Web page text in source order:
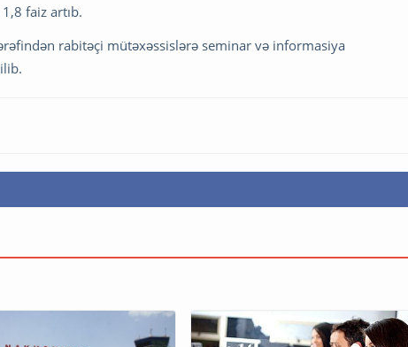
faiz artıb.
rabitəçi mütəxəssislərə seminar və informasiya